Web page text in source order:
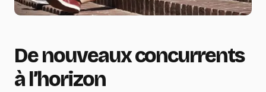
De nouveaux concurrents
à l’horizon